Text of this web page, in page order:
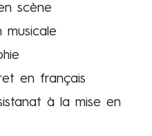
scène
musicale
en français
à la mise en